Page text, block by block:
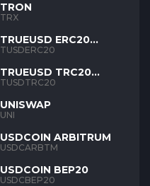
TRON
TRX
TRUEUSD ERC20
TUSD
TUSDERC20
TRUEUSD TRC20
TUSD
TUSDTRC20
UNISWAP
UNI
USDCOIN ARBITRUM
USDCARBTM
USDCOIN BEP20
USDCBEP20